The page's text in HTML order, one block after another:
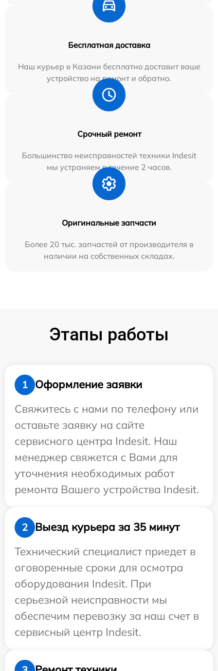
Бесплатная доставка
Наш курьер в Казани бесплатно доставит ваше
устройство на ремонт и обратно.
Срочный ремонт
Большинство неисправностей техники Indesit
мы устраняем в течение 2 часов.
Оригинальные запчасти
Более 20 тыс. запчастей от производителя в
наличии на собственных складах.
Этапы работы
1
Оформление заявки
Свяжитесь с нами по телефону или
оставьте заявку на сайте
сервисного центра Indesit. Наш
менеджер свяжется с Вами для
уточнения необходимых работ
ремонта Вашего устройства Indesit.
2
Выезд курьера за 35 минут
Технический специалист приедет в
оговоренные сроки для осмотра
оборудования Indesit. При
серьезной неисправности мы
обеспечим перевозку за наш счет в
сервисный центр Indesit.